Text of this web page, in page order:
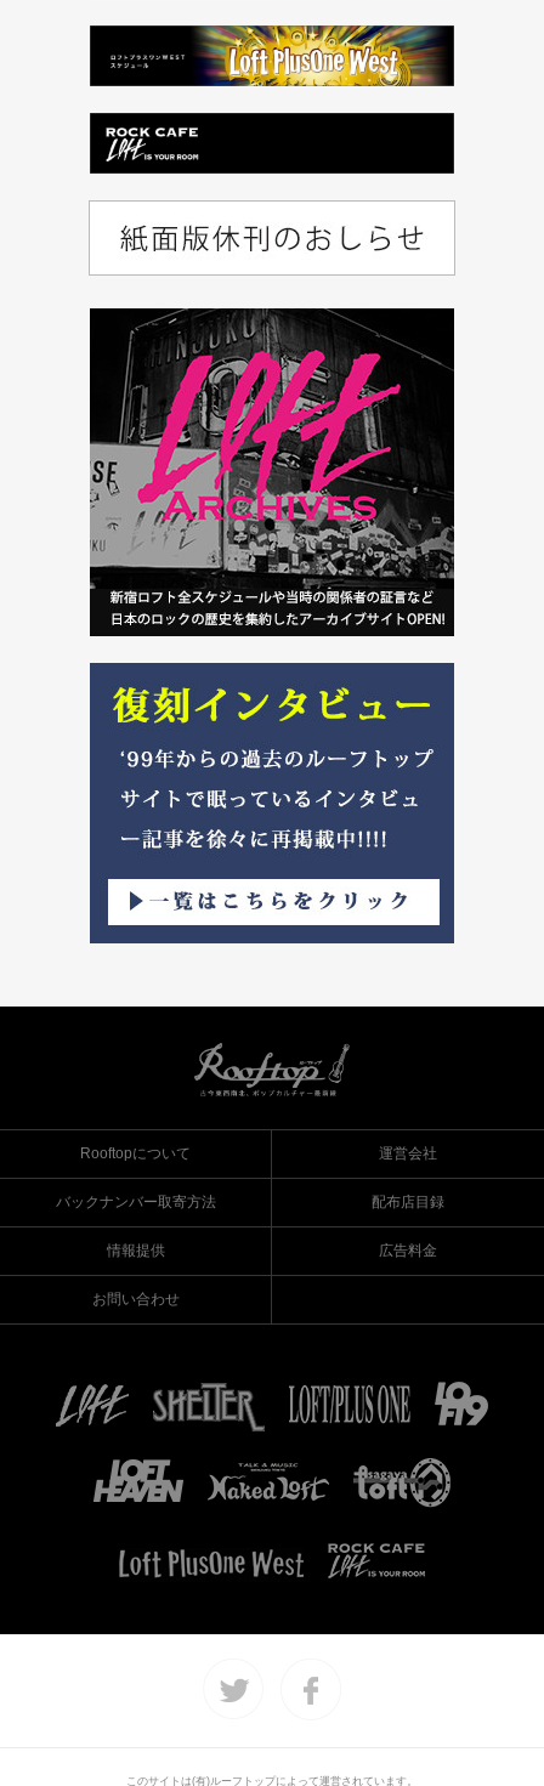
Rooftopについて 運営会社
バックナンバー取寄方法 配布店目録
情報提供 広告料金
お問い合わせ
このサイトは(有)ルーフトップによって運営されています。